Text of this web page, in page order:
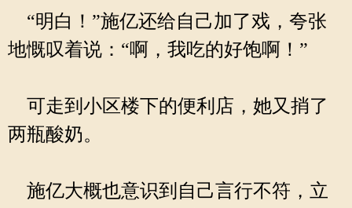
“明白！”施亿还给自己加了戏，夸张
地慨叹着说：“啊，我吃的好饱啊！”
可走到小区楼下的便利店，她又捎了
两瓶酸奶。
施亿大概也意识到自己言行不符，立